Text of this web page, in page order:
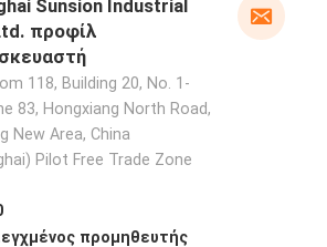
Sunsion Industrial
προφίλ
118, Building 20, No. 1-
83, Hongxiang North Road,
New Area, China
Pilot Free Trade Zone
προμηθευτής